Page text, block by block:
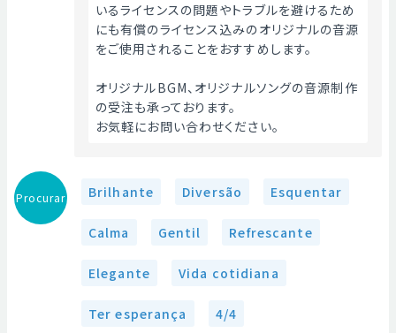
いるライセンスの問題やトラブルを避けるため
にも有償のライセンス込みのオリジナルの音源
をご使用されることをおすすめします。
オリジナルBGM、オリジナルソングの音源制作
の受注も承っております。
お気軽にお問い合わせください。
Procurar Brilhante Diversão Esquentar
Calma Gentil Refrescante
Elegante Vida cotidiana
Ter esperança 4/4